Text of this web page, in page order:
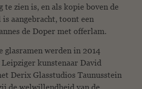
te zien is, en als kopie boven de
is aangebracht, toont een
de Doper met offerlam.
glasramen werden in 2014
kunstenaar David
Derix Glasstudios Taunusstein